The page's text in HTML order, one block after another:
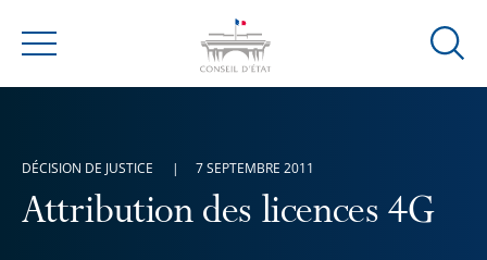
Menu
Ouvrir
Attribution des licences 4G
DÉCISION DE JUSTICE 7 SEPTEMBRE 2011